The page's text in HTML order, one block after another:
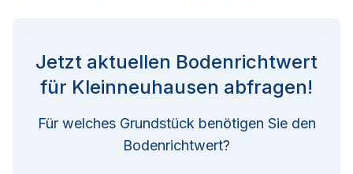
Jetzt aktuellen Bodenrichtwert
für Kleinneuhausen abfragen!
Für welches Grundstück benötigen Sie den
Bodenrichtwert?